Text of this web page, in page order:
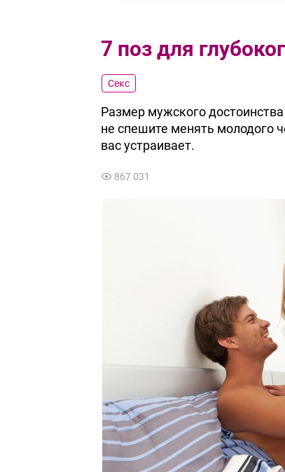
7 поз для
Секс
Размер мужского
не спешите менять молодого
вас устраивает.
867 031